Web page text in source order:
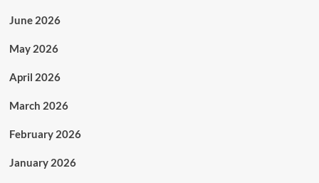
June 2026
May 2026
April 2026
March 2026
February 2026
January 2026